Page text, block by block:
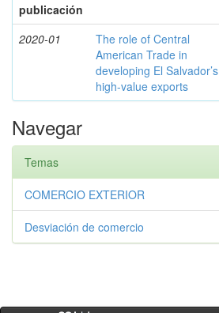
publicación
2020-01
The role of Central
American Trade in
developing El Salvador’s
high-value exports
Navegar
Temas
COMERCIO EXTERIOR
Desviación de comercio